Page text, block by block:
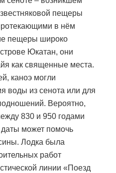
пещеры
в нём
пещеры широко
Юкатан, они
как священные места.
каноэ могли
воды из сенота или для
Вероятно,
830 и 950 годами
может помочь
Лодка была
работ
линии «Поезд